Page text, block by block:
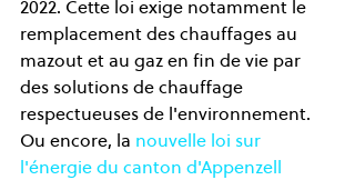
2022. Cette loi exige notamment le
remplacement des chauffages au
mazout et au gaz en fin de vie par
des solutions de chauffage
respectueuses de l'environnement.
Ou encore, la nouvelle loi sur
l'énergie du canton d'Appenzell